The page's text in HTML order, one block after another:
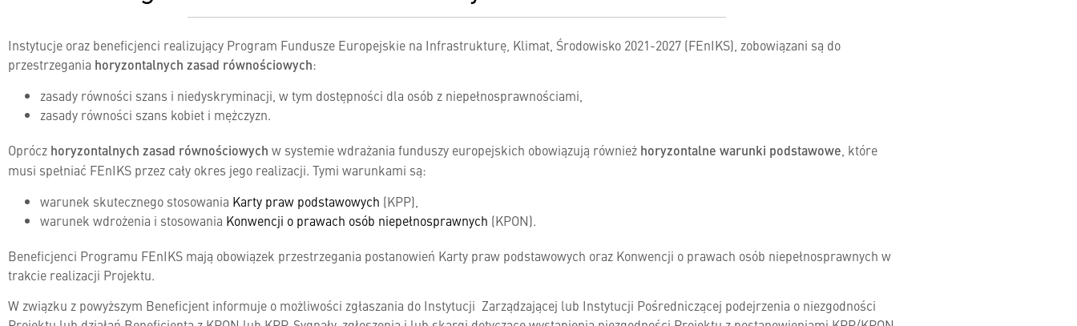
Instytucje oraz beneficjenci realizujący Program Fundusze Europejskie na Infrastrukturę, Klimat, Środowisko 2021-2027 (FEnIKS), zobowiązani są do
przestrzegania horyzontalnych zasad równościowych:
zasady równości szans i niedyskryminacji, w tym dostępności dla osób z niepełnosprawnościami,
zasady równości szans kobiet i mężczyzn.
Oprócz horyzontalnych zasad równościowych w systemie wdrażania funduszy europejskich obowiązują również horyzontalne warunki podstawowe , które
musi spełniać FEnIKS przez cały okres jego realizacji. Tymi warunkami są:
warunek skutecznego stosowania Karty praw podstawowych (KPP),
warunek wdrożenia i stosowania Konwencji o prawach osób niepełnosprawnych (KPON).
Beneficjenci Programu FEnIKS mają obowiązek przestrzegania postanowień Karty praw podstawowych oraz Konwencji o prawach osób niepełnosprawnych w
trakcie realizacji Projektu.
W związku z powyższym Beneficjent informuje o możliwości zgłaszania do Instytucji Zarządzającej lub Instytucji Pośredniczącej podejrzenia o niezgodności